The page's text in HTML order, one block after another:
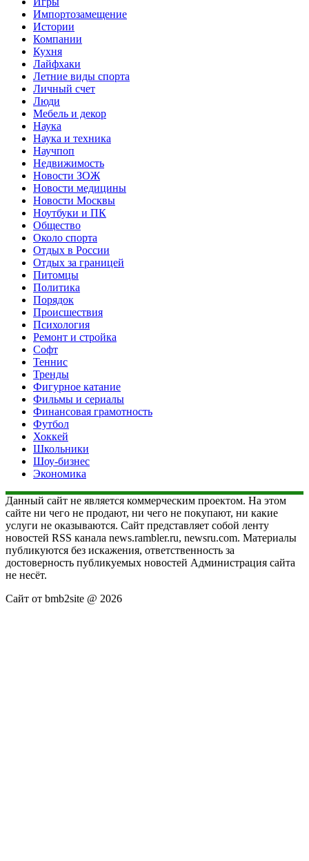
Импортозамещение
Истории
Компании
Кухня
Лайфхаки
Летние виды спорта
Личный счет
Люди
Мебель и декор
Наука
Наука и техника
Научпоп
Недвижимость
Новости ЗОЖ
Новости медицины
Новости Москвы
Ноутбуки и ПК
Общество
Около спорта
Отдых в России
Отдых за границей
Питомцы
Политика
Порядок
Происшествия
Психология
Ремонт и стройка
Софт
Теннис
Тренды
Фигурное катание
Фильмы и сериалы
Финансовая грамотность
Футбол
Хоккей
Школьники
Шоу-бизнес
Экономика
Данный сайт не является коммерческим проектом. На этом
сайте ни чего не продают, ни чего не покупают, ни какие
услуги не оказываются. Сайт представляет собой ленту
новостей RSS канала news.rambler.ru, newsru.com. Материалы
публикуются без искажения, ответственность за
достоверность публикуемых новостей Администрация сайта
не несёт.
Сайт от bmb2site @ 2026